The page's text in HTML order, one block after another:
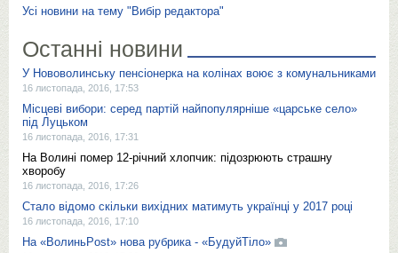
Усі новини на тему "Вибір редактора"
Останні новини
У Нововолинську пенсіонерка на колінах воює з комунальниками
16 листопада, 2016, 17:53
Місцеві вибори: серед партій найпопулярніше «царське село»
під Луцьком
16 листопада, 2016, 17:31
На Волині помер 12-річний хлопчик: підозрюють страшну
хворобу
16 листопада, 2016, 17:26
Стало відомо скільки вихідних матимуть українці у 2017 році
16 листопада, 2016, 17:10
На «ВолиньPost» нова рубрика - «БудуйТіло»